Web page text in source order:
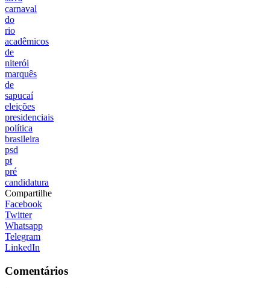
carnaval
do
rio
acadêmicos
de
niterói
marquês
de
sapucaí
eleições
presidenciais
política
brasileira
psd
pt
pré
candidatura
Compartilhe
Facebook
Twitter
Whatsapp
Telegram
LinkedIn
Comentários